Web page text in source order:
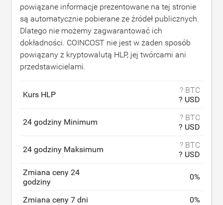
powiązane informacje prezentowane na tej stronie
są automatycznie pobierane ze źródeł publicznych.
Dlatego nie możemy zagwarantować ich
dokładności. COINCOST nie jest w żaden sposób
powiązany z kryptowalutą HLP, jej twórcami ani
przedstawicielami.
Kurs HLP
? BTC
? USD
24 godziny Minimum
? BTC
? USD
24 godziny Maksimum
? BTC
? USD
Zmiana ceny 24
godziny
0%
Zmiana ceny 7 dni 0%